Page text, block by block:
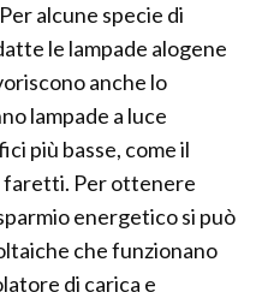
alcune specie di
le lampade alogene
anche lo
lampade a luce
più basse, come il
faretti. Per ottenere
energetico si può
che funzionano
di carica e